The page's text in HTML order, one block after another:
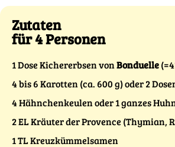
Zutaten
für 4 Personen
1 Dose Kichererbsen vonBonduelle
4 bis 6 Karotten (ca. 600 g) oder 2
4 Hähnchenkeulen oder 1 ganzes
2 EL Kräuter der Provence (Thymian,
1 TL Kreuzkümmelsamen